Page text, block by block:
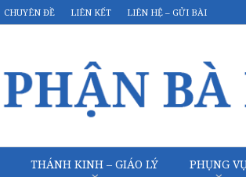
CHUYÊN ĐỀ LIÊN KẾT LIÊN HỆ – GỬI BÀI
THÁNH KINH – GIÁO LÝ PHỤNG